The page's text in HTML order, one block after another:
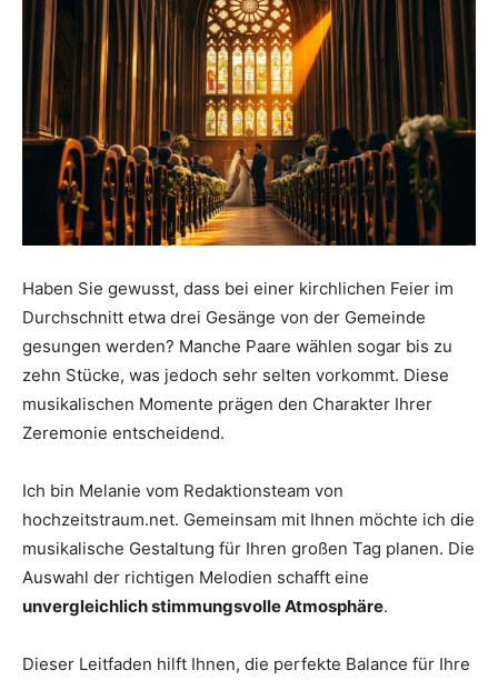
Portal
rund
um
das
Thema
Hochzeit
Haben Sie gewusst, dass bei einer kirchlichen Feier im
Durchschnitt etwa drei Gesänge von der Gemeinde
gesungen werden? Manche Paare wählen sogar bis zu
zehn Stücke, was jedoch sehr selten vorkommt. Diese
musikalischen Momente prägen den Charakter Ihrer
Zeremonie entscheidend.
Ich bin Melanie vom Redaktionsteam von
hochzeitstraum.net. Gemeinsam mit Ihnen möchte ich die
musikalische Gestaltung für Ihren großen Tag planen. Die
Auswahl der richtigen Melodien schafft eine
unvergleichlich stimmungsvolle Atmosphäre.
Dieser Leitfaden hilft Ihnen, die perfekte Balance für Ihre